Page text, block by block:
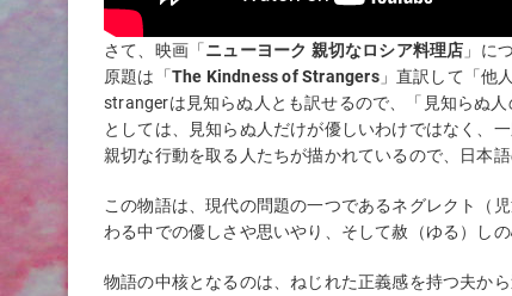
さて、映画「ニューヨーク 親切なロシア料理店 」に
原題は「The Kindness of Strangers」直訳して「他
strangerは見知らぬ人とも訳せるので、「見知らぬ
としては、見知らぬ人だけが優しいわけではなく、
親切な行動を取る人たちが描かれているので、日本
この物語は、現代の問題の一つであるネグレクト（
わる中での優しさや思いやり、そして赦（ゆる）し
物語の中核となるのは、ねじれた正義感を持つ夫か